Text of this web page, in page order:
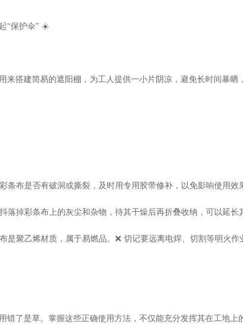
“保护伞” ☀️
来搭建简易的遮阳棚，为工人提供一小片阴凉，避免长时间暴晒
条布是否有破洞或撕裂，及时用专用胶带修补，以免影响使用效
落掉彩条布上的灰尘和杂物，待其干燥后再折叠收纳，可以延长
是聚乙烯材质，属于易燃品。❌ 切记要远离电焊、切割等明火作
错了是草。掌握这些正确使用方法，不仅能充分发挥其在工地